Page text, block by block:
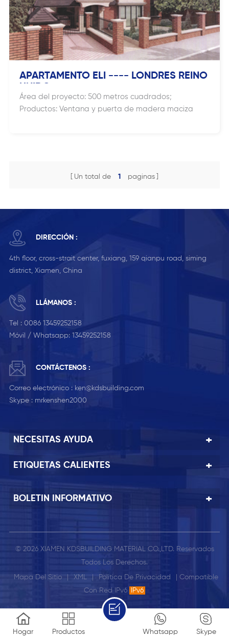
APARTAMENTO ELI ---- LONDRES REINO
Área del proyecto: 500 metros cuadrados;
Productos: Ventana y puerta de madera maciza
Un total de 1 paginas
DIRECCIÓN :
4th floor, cross-strait center, fuxiang, 159 qianpu road, siming
district, Xiamen, China
LLÁMANOS :
Tel : 0086 13459252158
Móvil / Whatsapp: 13459252158
CONTÁCTENOS :
Correo electrónico : ken@kdsbuilding.com
Skype : mrkenshen2000
NECESITAS AYUDA
ETIQUETAS CALIENTES
BOLETIN INFORMATIVO
© 2026 XIAMEN KDSBUILDING MATERIAL CO.,LTD. Reservados
Todos Los Derechos.
Mapa Del Sitio XML Política De Privacidad
| Compatible
Con Red IPv6
IPv6
Hogar Productos Skype
Whatsapp